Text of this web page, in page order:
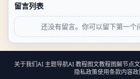
留言列表
还没有留言。你可以留下第一个
关于我们AI 主题导航AI 教程图文教程图解节点
隐私政策使用条款内容政